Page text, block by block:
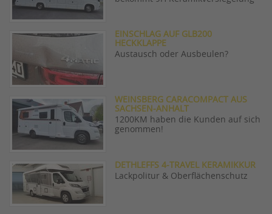
EINSCHLAG AUF GLB200
HECKKLAPPE
Austausch oder Ausbeulen?
WEINSBERG CARACOMPACT AUS
SACHSEN-ANHALT
1200KM haben die Kunden auf sich
genommen!
DETHLEFFS 4-TRAVEL KERAMIKKUR
Lackpolitur & Oberflächenschutz